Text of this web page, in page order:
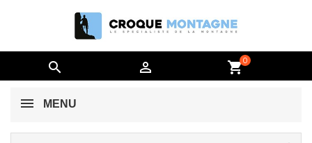
  shopping_cart0
MENU